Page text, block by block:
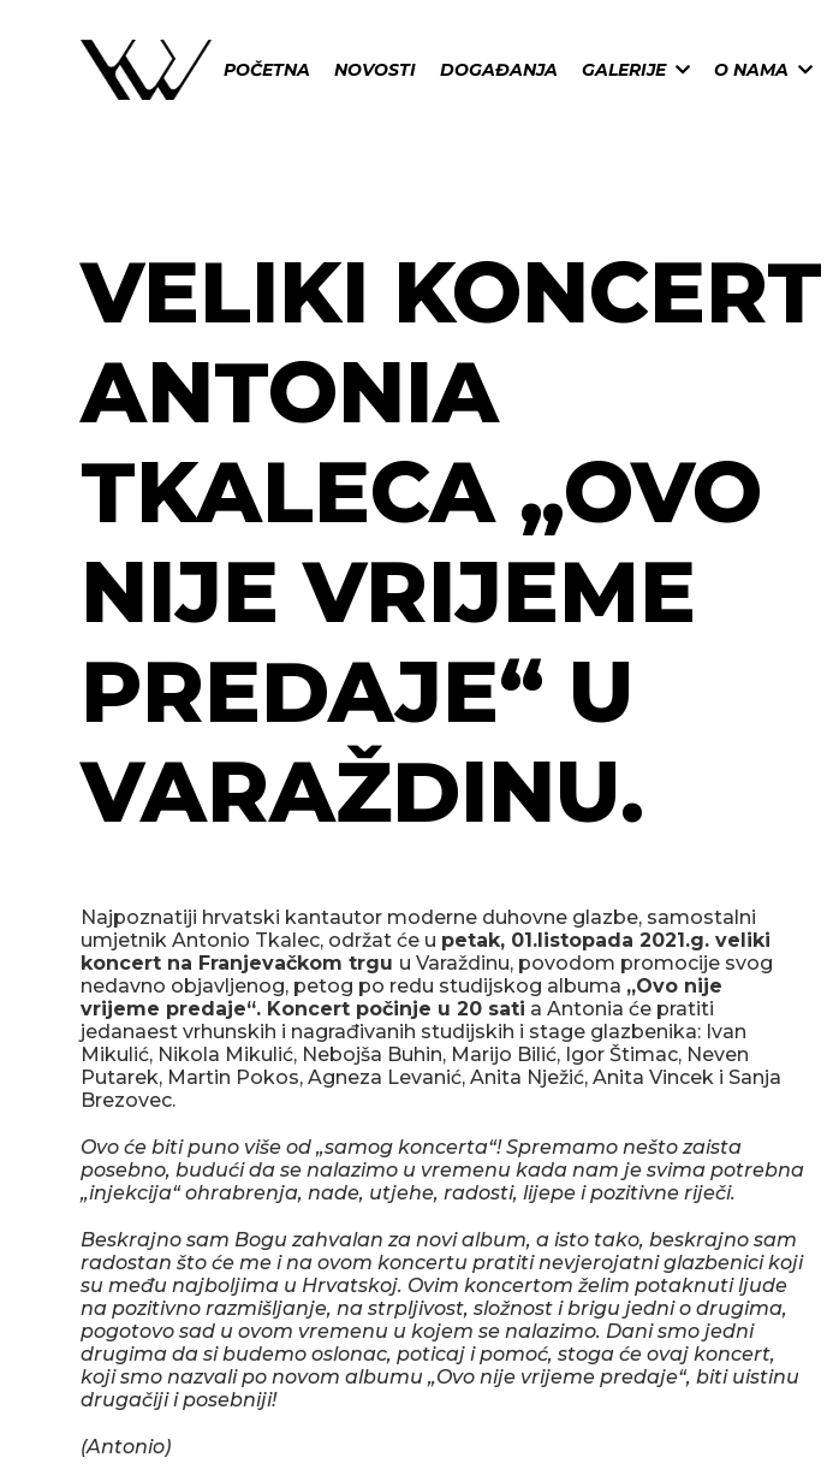
POČETNA NOVOSTI DOGAĐANJA GALERIJE O NAMA
VELIKI KONCERT
ANTONIA
TKALECA „OVO
NIJE VRIJEME
PREDAJE“ U
VARAŽDINU.
Najpoznatiji hrvatski kantautor moderne duhovne glazbe, samostalni
umjetnik Antonio Tkalec, održat će u petak, 01.listopada 2021.g. veliki
koncert na Franjevačkom trgu u Varaždinu, povodom promocije svog
nedavno objavljenog, petog po redu studijskog albuma „Ovo nije
vrijeme predaje“. Koncert počinje u 20 sati a Antonia će pratiti
jedanaest vrhunskih i nagrađivanih studijskih i stage glazbenika: Ivan
Mikulić, Nikola Mikulić, Nebojša Buhin, Marijo Bilić, Igor Štimac, Neven
Putarek, Martin Pokos, Agneza Levanić, Anita Nježić, Anita Vincek i Sanja
Brezovec.
Ovo će biti puno više od „samog koncerta“! Spremamo nešto zaista
posebno, budući da se nalazimo u vremenu kada nam je svima potrebna
„injekcija“ ohrabrenja, nade, utjehe, radosti, lijepe i pozitivne riječi.
Beskrajno sam Bogu zahvalan za novi album, a isto tako, beskrajno sam
radostan što će me i na ovom koncertu pratiti nevjerojatni glazbenici koji
su među najboljima u Hrvatskoj. Ovim koncertom želim potaknuti ljude
na pozitivno razmišljanje, na strpljivost, složnost i brigu jedni o drugima,
pogotovo sad u ovom vremenu u kojem se nalazimo. Dani smo jedni
drugima da si budemo oslonac, poticaj i pomoć, stoga će ovaj koncert,
koji smo nazvali po novom albumu „Ovo nije vrijeme predaje“, biti uistinu
drugačiji i posebniji!
(Antonio)